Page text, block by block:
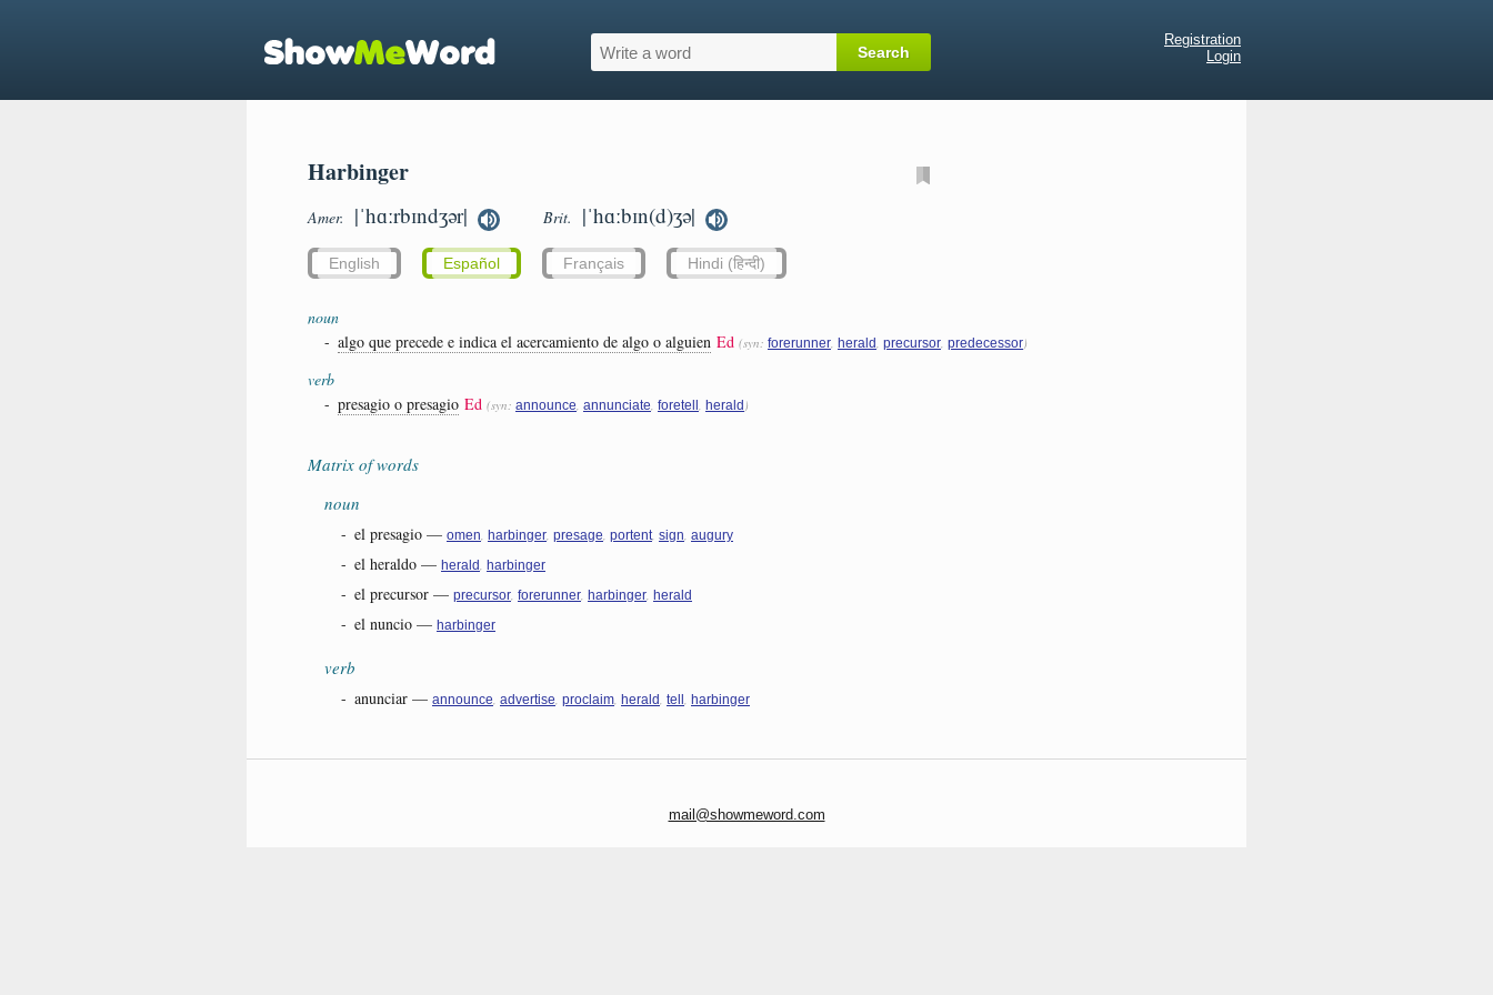
Registration
Login
Harbinger
Amer. |ˈhɑːrbɪndʒər| Brit. |ˈhɑːbɪn(d)ʒə|
English Español Français Hindi (हिन्दी)
noun
- algo que precede e indica el acercamiento de algo o alguien Ed (syn: forerunner, herald, precursor, predecessor)
verb
- presagio o presagio Ed (syn: announce, annunciate, foretell , herald )
Matrix of words
noun
- el presagio — omen, harbinger, presage, portent, sign, augury
- el heraldo — herald, harbinger
- el precursor — precursor, forerunner, harbinger, herald
- el nuncio — harbinger
verb
- anunciar — announce, advertise, proclaim, herald, tell , harbinger
mail@showmeword.com